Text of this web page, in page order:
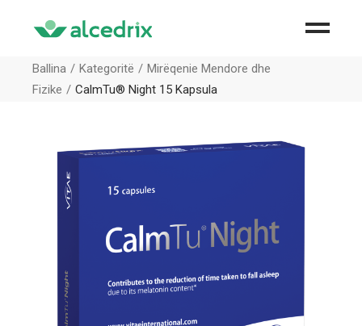
Ballina Kategoritë
Mirëqenie Mendore dhe
Fizike
CalmTu® Night 15 Kapsula